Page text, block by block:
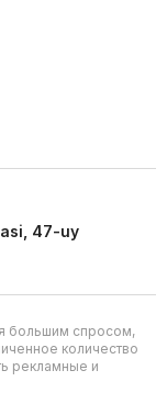
47-uy
большим спросом,
количество
рекламные и